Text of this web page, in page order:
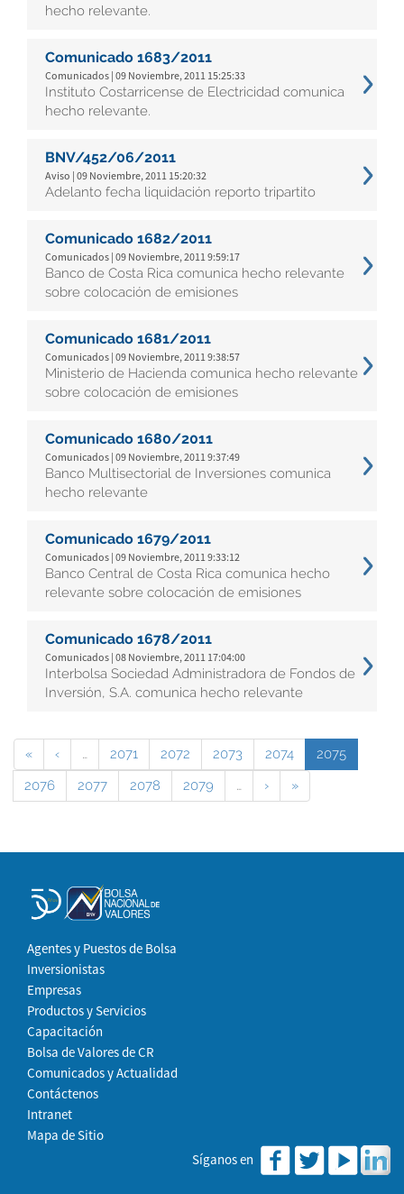
hecho relevante.
Comunicado 1683/2011
Comunicados | 09 Noviembre, 2011 15:25:33
Instituto Costarricense de Electricidad comunica
hecho relevante.
BNV/452/06/2011
Aviso | 09 Noviembre, 2011 15:20:32
Adelanto fecha liquidación reporto tripartito
Comunicado 1682/2011
Comunicados | 09 Noviembre, 2011 9:59:17
Banco de Costa Rica comunica hecho relevante
sobre colocación de emisiones
Comunicado 1681/2011
Comunicados | 09 Noviembre, 2011 9:38:57
Ministerio de Hacienda comunica hecho relevante
sobre colocación de emisiones
Comunicado 1680/2011
Comunicados | 09 Noviembre, 2011 9:37:49
Banco Multisectorial de Inversiones comunica
hecho relevante
Comunicado 1679/2011
Comunicados | 09 Noviembre, 2011 9:33:12
Banco Central de Costa Rica comunica hecho
relevante sobre colocación de emisiones
Comunicado 1678/2011
Comunicados | 08 Noviembre, 2011 17:04:00
Interbolsa Sociedad Administradora de Fondos de
Inversión, S.A. comunica hecho relevante
« ‹ … 2071 2072 2073 2074
2075
2076
2077 2078 2079 … › »
Agentes y Puestos de Bolsa
Inversionistas
Empresas
Productos y Servicios
Capacitación
Bolsa de Valores de CR
Comunicados y Actualidad
Contáctenos
Intranet
Mapa de Sitio
Síganos en